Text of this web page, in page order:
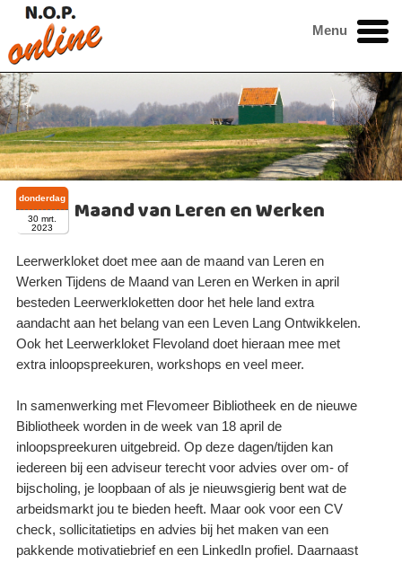
Menu
Maand van Leren en Werken
donderdag
30 mrt.
2023
Leerwerkloket doet mee aan de maand van Leren en
Werken Tijdens de Maand van Leren en Werken in april
besteden Leerwerkloketten door het hele land extra
aandacht aan het belang van een Leven Lang Ontwikkelen.
Ook het Leerwerkloket Flevoland doet hieraan mee met
extra inloopspreekuren, workshops en veel meer.
In samenwerking met Flevomeer Bibliotheek en de nieuwe
Bibliotheek worden in de week van 18 april de
inloopspreekuren uitgebreid. Op deze dagen/tijden kan
iedereen bij een adviseur terecht voor advies over om- of
bijscholing, je loopbaan of als je nieuwsgierig bent wat de
arbeidsmarkt jou te bieden heeft. Maar ook voor een CV
check, sollicitatietips en advies bij het maken van een
pakkende motivatiebrief en een LinkedIn profiel. Daarnaast